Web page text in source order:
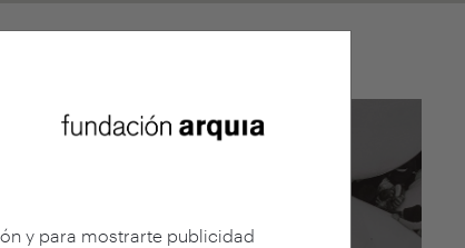
y para mostrarte publicidad